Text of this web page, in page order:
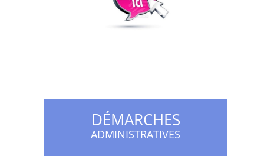
DÉMARCHES
ADMINISTRATIVES